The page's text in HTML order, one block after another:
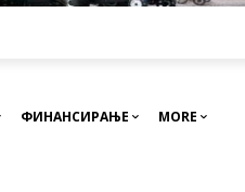
ФИНАНСИРАЊЕ MORE